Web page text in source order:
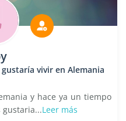
vivir en Alemania
y hace ya un tiempo
Leer más